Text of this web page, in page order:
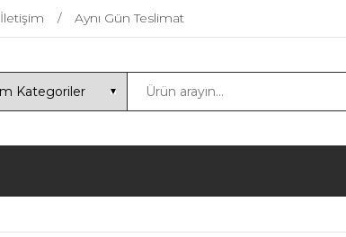
İletişim Aynı Gün Teslimat